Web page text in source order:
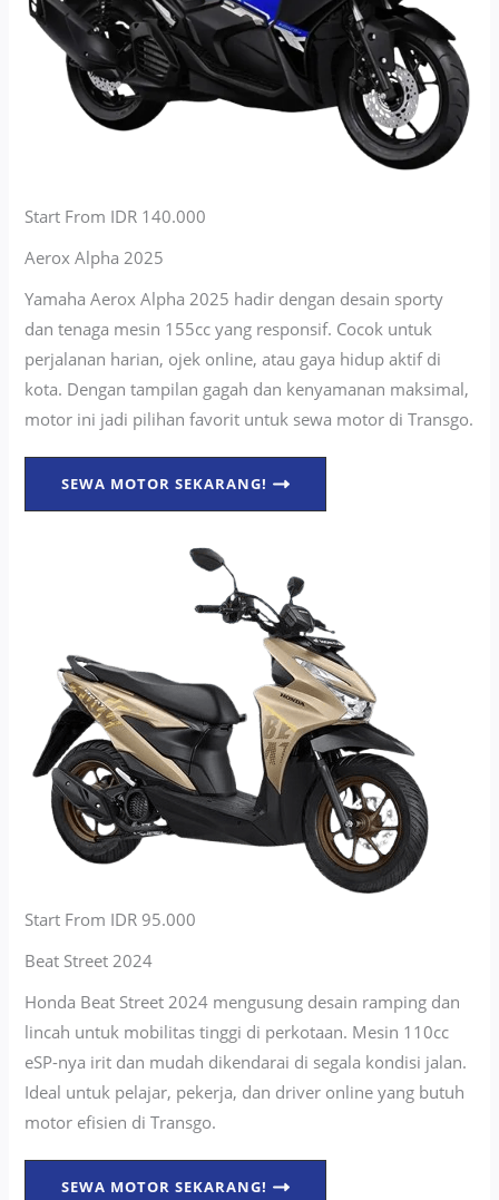
Start From IDR 140.000
Aerox Alpha 2025
Yamaha Aerox Alpha 2025 hadir dengan desain sporty
dan tenaga mesin 155cc yang responsif. Cocok untuk
perjalanan harian, ojek online, atau gaya hidup aktif di
kota. Dengan tampilan gagah dan kenyamanan maksimal,
motor ini jadi pilihan favorit untuk sewa motor di Transgo.
SEWA MOTOR SEKARANG!
Start From IDR 95.000
Beat Street 2024
Honda Beat Street 2024 mengusung desain ramping dan
lincah untuk mobilitas tinggi di perkotaan. Mesin 110cc
eSP-nya irit dan mudah dikendarai di segala kondisi jalan.
Ideal untuk pelajar, pekerja, dan driver online yang butuh
motor efisien di Transgo.
SEWA MOTOR SEKARANG!